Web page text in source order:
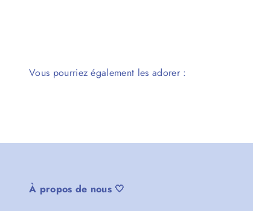
Vous pourriez également les adorer :
À propos de nous 🤍